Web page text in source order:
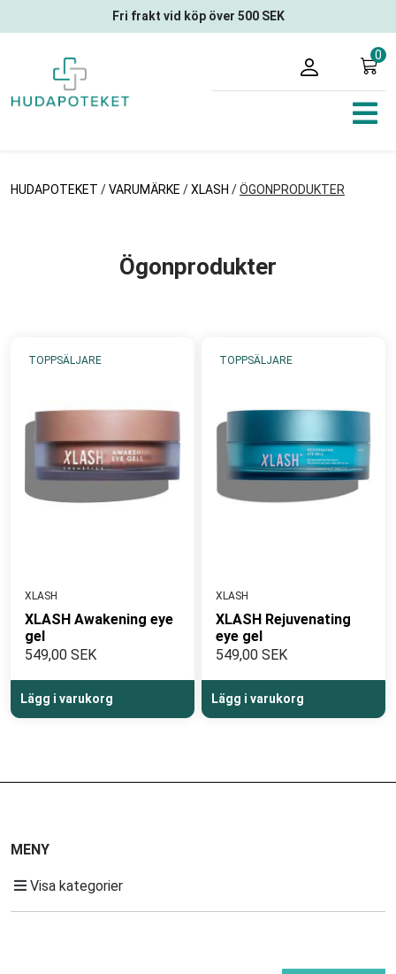
Fri frakt vid köp över 500 SEK
0
HUDAPOTEKET /VARUMÄRKE /XLASH /ÖGONPRODUKTER
Ögonprodukter
TOPPSÄLJARE
XLASH
XLASH Awakening eye
gel
549,00 SEK
Lägg i varukorg
TOPPSÄLJARE
XLASH
XLASH Rejuvenating
eye gel
549,00 SEK
Lägg i varukorg
MENY
Visa kategorier